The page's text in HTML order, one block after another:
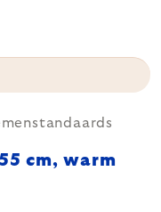
cm, warm